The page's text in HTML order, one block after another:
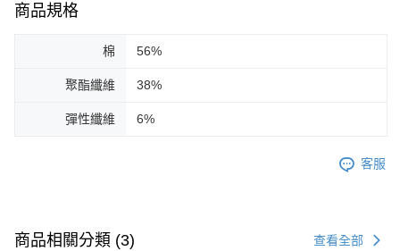
商品規格
棉 56%
聚酯纖維 38%
彈性纖維 6%
客服
商品相關分類 (3) 查看全部